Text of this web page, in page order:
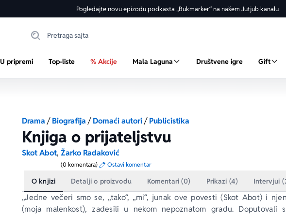
Pogledajte novu epizodu podkasta „Bukmarker“ na našem Jutjub kanalu
U pripremi Top-liste % Akcije Mala Laguna Društvene igre Gift
Drama/Biografija/Domaći autori/Publicistika
Knjiga o prijateljstvu
Skot Abot, Žarko Radaković
(0 komentara) Ostavi komentar
O knjizi Detalji o proizvodu Komentari (0) Prikazi (4) Intervjui
„Jedne večeri smo se, „tako“, „mi“, junak ove povesti (Skot Abot) i
(moja malenkost), zadesili u nekom nepoznatom gradu. Doputovali